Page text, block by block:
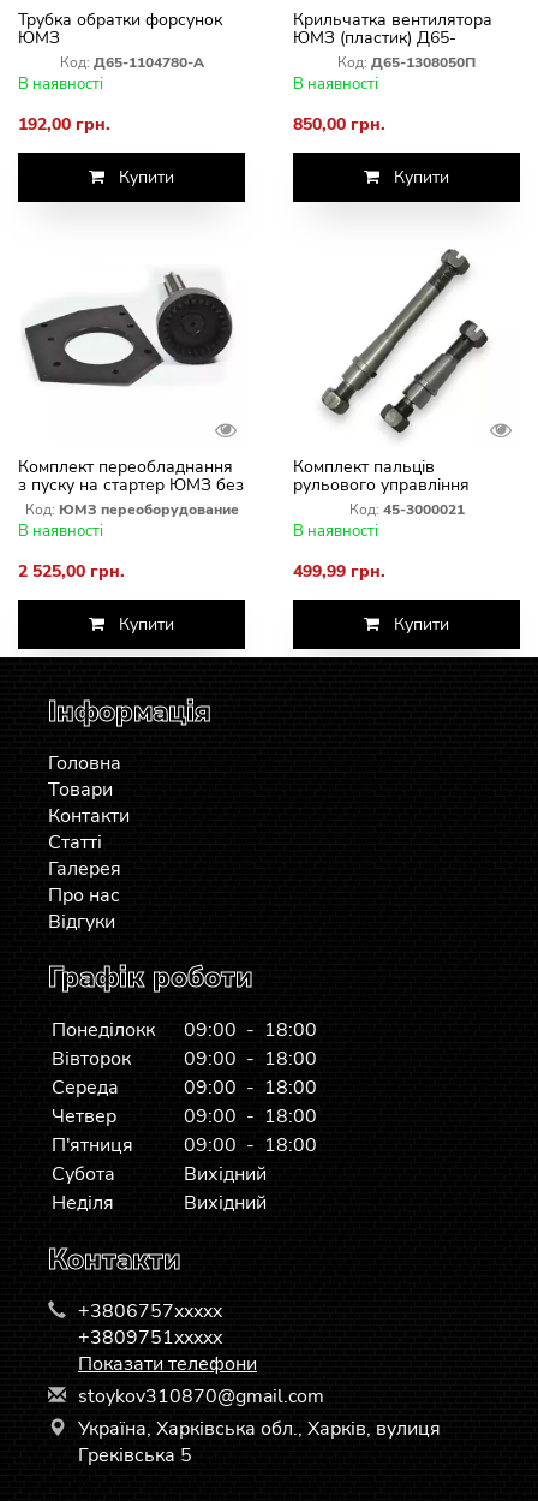
Трубка обратки форсунок
ЮМЗ
Код: Д65-1104780-А
В наявності
192,00 грн.
Купити
Крильчатка вентилятора
ЮМЗ (пластик) Д65-
1308050П
Код: Д65-1308050П
В наявності
850,00 грн.
Купити
Комплект переобладнання
з пуску на стартер ЮМЗ без
заміни плити та маховика
Код: ЮМЗ переоборудование
В наявності
2 525,00 грн.
Купити
Комплект пальців
рульового управління
ЦС/50 ЮМЗ-6 45-3000021
Код: 45-3000021
В наявності
499,99 грн.
Купити
Інформація
Головна
Товари
Контакти
Статті
Галерея
Про нас
Відгуки
Графік роботи
Понеділокк
09:00 - 18:00
Вівторок
09:00 - 18:00
Середа
09:00 - 18:00
Четвер
09:00 - 18:00
П'ятниця
09:00 - 18:00
Субота
Вихідний
Неділя
Вихідний
Контакти
+3806757xxxxx
+3809751xxxxx
Показати телефони
stoykov310870@gmail.com
Україна, Харківська обл., Харків, вулиця
Греківська 5